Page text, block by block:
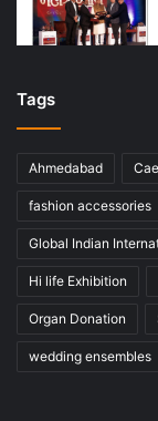
Tags
Ahmedabad
fashion accessories
Global Indian
Hi life Exhibition
Organ Donation
wedding ensembles